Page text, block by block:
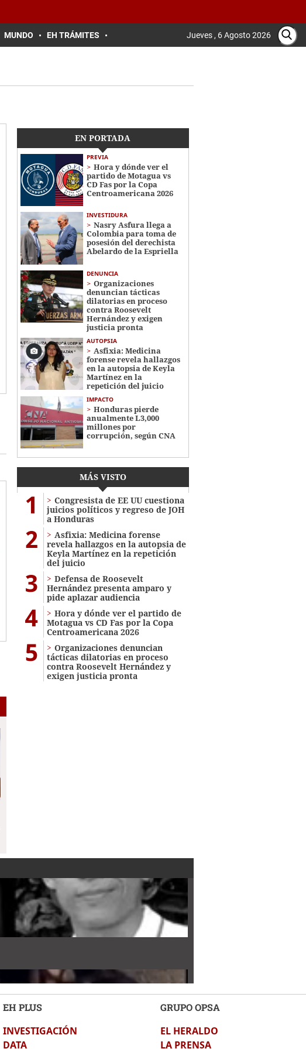
MUNDO EH TRÁMITES Jueves , 6 Agosto 2026
EN PORTADA
PREVIA
Hora y dónde ver el
partido de Motagua vs
CD Fas por la Copa
Centroamericana 2026
INVESTIDURA
Nasry Asfura llega a
Colombia para toma de
posesión del derechista
Abelardo de la Espriella
DENUNCIA
Organizaciones
denuncian tácticas
dilatorias en proceso
contra Roosevelt
Hernández y exigen
justicia pronta
AUTOPSIA
Asfixia: Medicina
forense revela hallazgos
en la autopsia de Keyla
Martínez en la
repetición del juicio
IMPACTO
Honduras pierde
anualmente L3,000
millones por
corrupción, según CNA
MÁS VISTO
1
Congresista de EE UU cuestiona
juicios políticos y regreso de JOH
a Honduras
2
Asfixia: Medicina forense
revela hallazgos en la autopsia de
Keyla Martínez en la repetición
del juicio
3
Defensa de Roosevelt
Hernández presenta amparo y
pide aplazar audiencia
4
Hora y dónde ver el partido de
Motagua vs CD Fas por la Copa
Centroamericana 2026
5
Organizaciones denuncian
tácticas dilatorias en proceso
contra Roosevelt Hernández y
exigen justicia pronta
EH PLUS
INVESTIGACIÓN
DATA
GRUPO OPSA
EL HERALDO
LA PRENSA